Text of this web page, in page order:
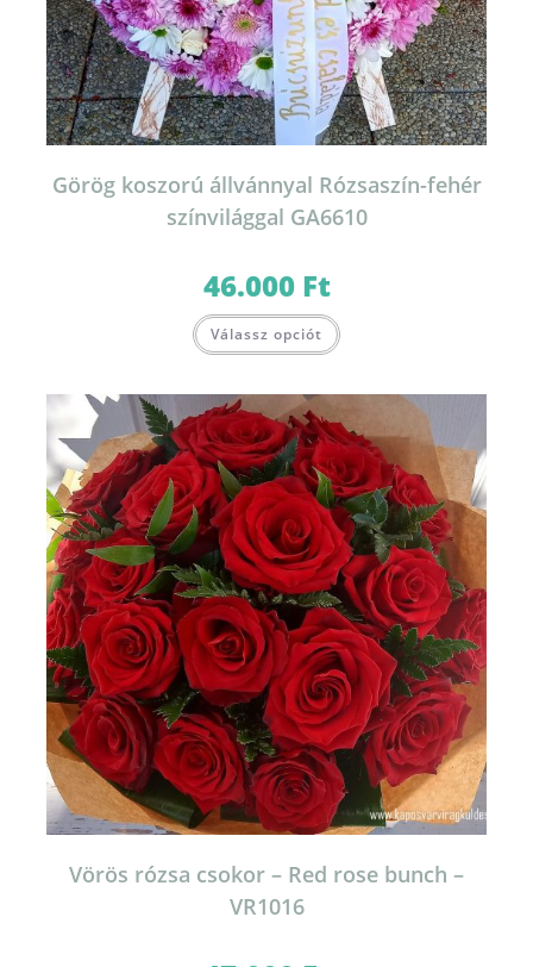
Görög koszorú állvánnyal Rózsaszín-fehér
színvilággal GA6610
46.000 Ft
Válassz opciót
Vörös rózsa csokor – Red rose bunch –
VR1016